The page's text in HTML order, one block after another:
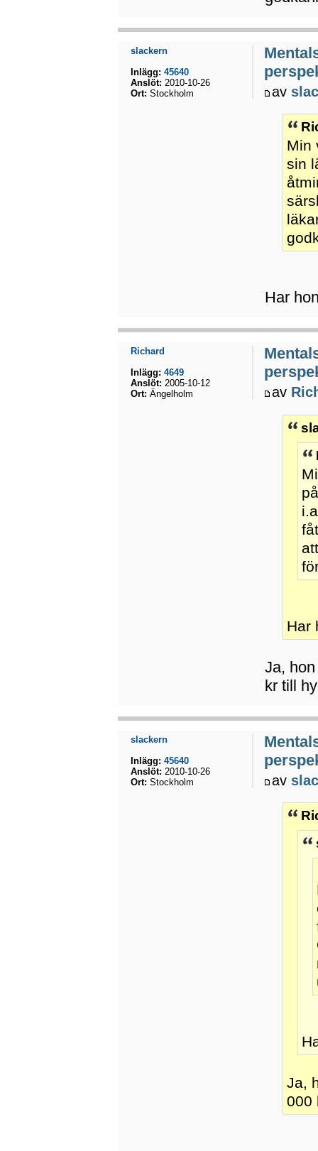
av
Min
sin
Har
slackern
Inlägg: 45640
Anslöt: 2010-10-26
Ort: Stockholm
av
Har
Ja,
kr till
Richard
Inlägg: 4649
Anslöt: 2005-10-12
Ort: Ängelholm
av
Ja,
000
slackern
Inlägg: 45640
Anslöt: 2010-10-26
Ort: Stockholm